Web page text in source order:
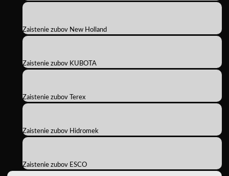
Zaistenie zubov New Holland
Zaistenie zubov KUBOTA
Zaistenie zubov Terex
Zaistenie zubov Hidromek
Zaistenie zubov ESCO